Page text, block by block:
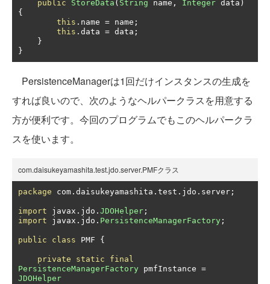
public StoreData ( String name , Integer data )
{
this . name = name ;
this . data = data ;
}
}
PersistenceManagerは1回だけインスタンスの生成を
すれば良いので、次のようなヘルパークラスを用意する
方が便利です。今回のプログラムでもこのヘルパークラ
スを使います。
com.daisukeyamashita.test.jdo.server.PMFクラス
package com . daisukeyamashita . test . jdo . server ;
import javax . jdo . JDOHelper ;
import javax . jdo . PersistenceManagerFactory ;
public class PMF {
private static
final
PersistenceManagerFactory pmfInstance =
JDOHelper